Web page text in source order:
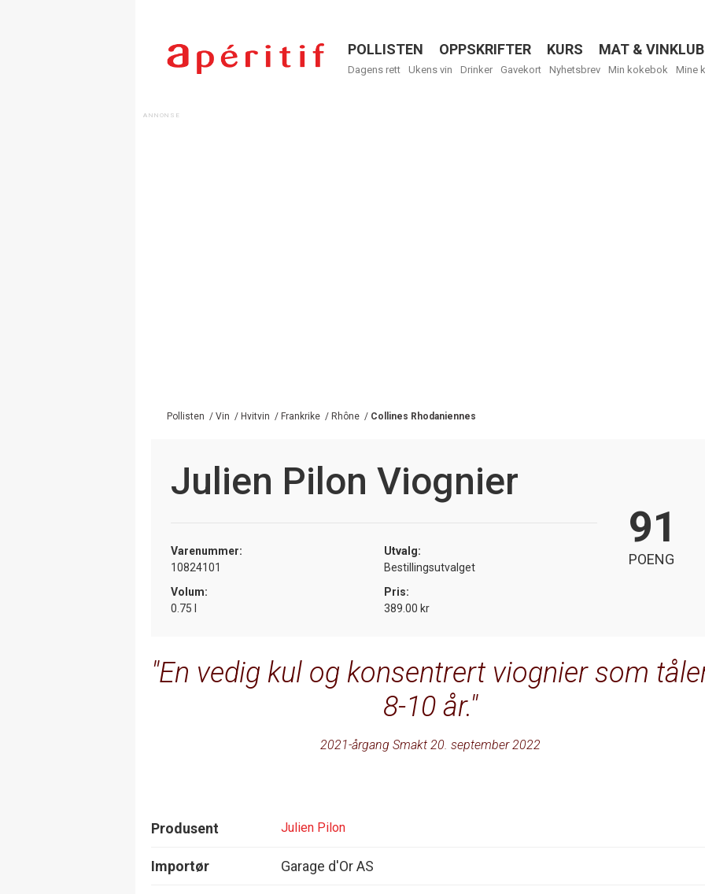
Menu
POLLISTEN OPPSKRIFTER KURS MAT &
Dagens rett Ukens vin Drinker Gavekort Nyhetsbrev Min kokebok Mine
Pollisten / Vin / Hvitvin / Frankrike / Rhône / Collines Rhodaniennes
Julien Pilon Viognier
Varenummer:
10824101
Utvalg:
Bestillingsutvalget
Volum:
0.75 l
Pris:
389.00 kr
91
POENG
En vedig kul og konsentrert viognier som
8-10 år.
2021-årgang Smakt 20. september 2022
Produsent Julien Pilon
Importør Garage d'Or AS